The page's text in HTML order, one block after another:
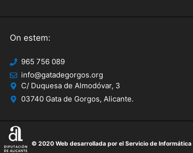
On estem:
965 756 089
info@gatadegorgos.org
C/ Duquesa de Almodóvar, 3
03740 Gata de Gorgos, Alicante.
© 2020 Web desarrollada por el Servicio de